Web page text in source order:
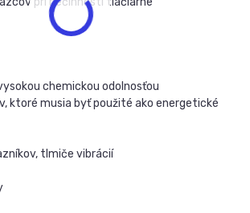
chemickou odolnosťou
ktoré musia byť použité ako energetické
tlmiče vibrácií